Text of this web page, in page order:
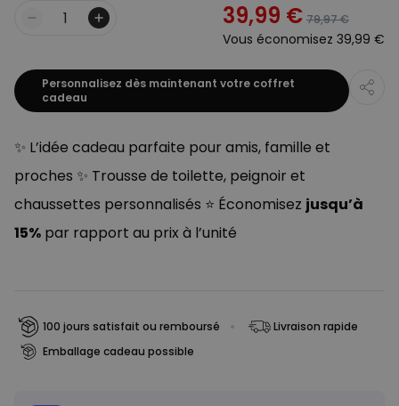
Quantité 39,99 € 79,97 €
Vous économisez 39,99 €
Personnalisez dès maintenant votre coffret
cadeau
✨ L’idée cadeau parfaite pour amis, famille et
proches ✨ Trousse de toilette, peignoir et
chaussettes personnalisés ⭐ Économisez jusqu’à
15% par rapport au prix à l’unité
100 jours satisfait ou remboursé
Livraison rapide
Emballage cadeau possible